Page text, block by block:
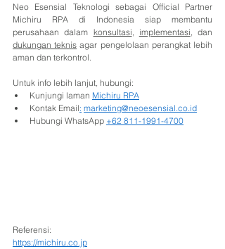
Neo Esensial Teknologi sebagai Official Partner
Michiru RPA di Indonesia siap membantu
perusahaan dalam konsultasi implementasi
dukungan teknis agar pengelolaan perangkat lebih
aman dan terkontrol.
Untuk info lebih lanjut, hubungi:
Kunjungi laman Michiru RPA
Kontak Email: marketing@neoesensial.co.id
Hubungi WhatsApp +62 811-1991-4700
Referensi:
https://michiru.co.jp